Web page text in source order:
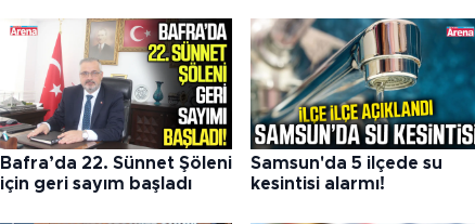
Bafra’da 22. Sünnet Şöleni
için geri sayım başladı
Samsun'da 5 ilçede su
kesintisi alarmı!